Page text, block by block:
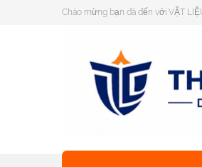
Chào mừng bạn đã đến với VẬT